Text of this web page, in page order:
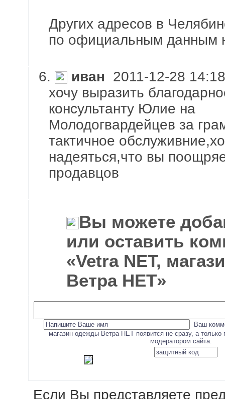
Других адресов в
по официальным данным
6. иван 2011-12-28
хочу выразить
консультанту Юлие на
Молодогвардейцев за
тактичное
надеяться,что вы
продавцов
Вы можете
или оставить
«Vetra NET,
Ветра НЕТ»
Ваш
магазин одежды Ветра НЕТ появится не сразу, а только
модератором сайта.
Если Вы представляете